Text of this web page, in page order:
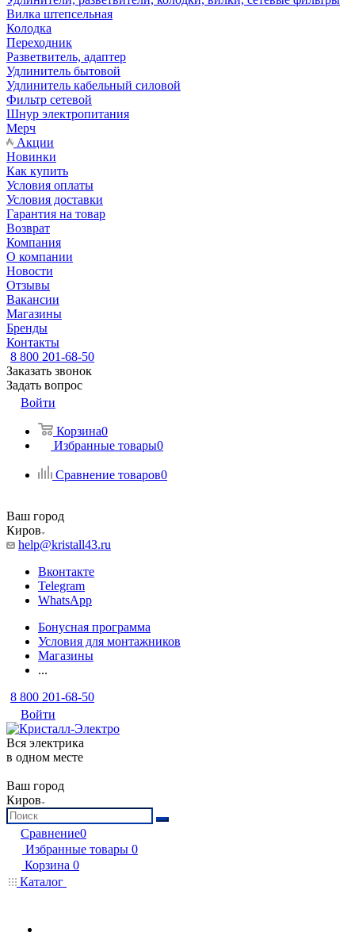
Вилка штепсельная
Колодка
Переходник
Разветвитель, адаптер
Удлинитель бытовой
Удлинитель кабельный силовой
Фильтр сетевой
Шнур электропитания
Мерч
Акции
Новинки
Как купить
Условия оплаты
Условия доставки
Гарантия на товар
Возврат
Компания
О компании
Новости
Отзывы
Вакансии
Магазины
Бренды
Контакты
8 800 201-68-50
Заказать звонок
Задать вопрос
Войти
Корзина0
Избранные товары0
Сравнение товаров0
Ваш город
Киров
help@kristall43.ru
Вконтакте
Telegram
WhatsApp
Бонусная программа
Условия для монтажников
Магазины
...
8 800 201-68-50
Войти
Вся электрика
в одном месте
Ваш город
Киров
Сравнение0
Избранные товары 0
Корзина 0
Каталог